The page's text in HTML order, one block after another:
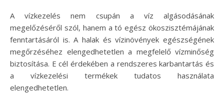
A vízkezelés nem csupán a víz algásodásának
megelőzéséről szól, hanem a tó egész ökoszisztémájának
fenntartásáról is. A halak és vízinövények egészségének
megőrzéséhez elengedhetetlen a megfelelő vízminőség
biztosítása. E cél érdekében a rendszeres karbantartás és
a vízkezelési termékek tudatos használata
elengedhetetlen.